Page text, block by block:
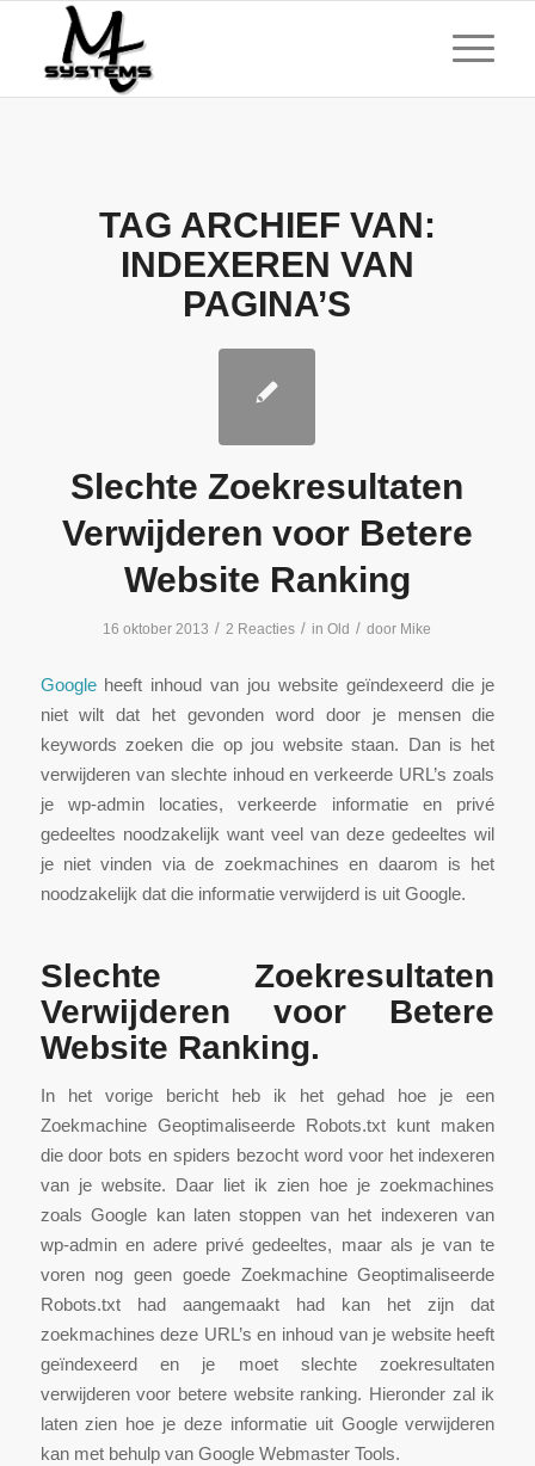
TAG ARCHIEF VAN:
INDEXEREN VAN
PAGINA’S
Slechte Zoekresultaten
Verwijderen voor Betere
Website Ranking
16 oktober 2013 / 2 Reacties / inOld / door Mike
Googleheeft inhoud van jou website geïndexeerd die je
niet wilt dat het gevonden word door je mensen die
keywords zoeken die op jou website staan. Dan is het
verwijderen van slechte inhoud en verkeerde URL’s zoals
je wp-admin locaties, verkeerde informatie en privé
gedeeltes noodzakelijk want veel van deze gedeeltes wil
je niet vinden via de zoekmachines en daarom is het
noodzakelijk dat die informatie verwijderd is uit Google.
Slechte Zoekresultaten
Verwijderen voor Betere
Website Ranking.
In het vorige bericht heb ik het gehad hoe je een
Zoekmachine Geoptimaliseerde Robots.txt kunt maken
die door bots en spiders bezocht word voor het indexeren
van je website. Daar liet ik zien hoe je zoekmachines
zoals Google kan laten stoppen van het indexeren van
wp-admin en adere privé gedeeltes, maar als je van te
voren nog geen goede Zoekmachine Geoptimaliseerde
Robots.txt had aangemaakt had kan het zijn dat
zoekmachines deze URL’s en inhoud van je website heeft
geïndexeerd en je moet slechte zoekresultaten
verwijderen voor betere website ranking. Hieronder zal ik
laten zien hoe je deze informatie uit Google verwijderen
kan met behulp van Google Webmaster Tools.